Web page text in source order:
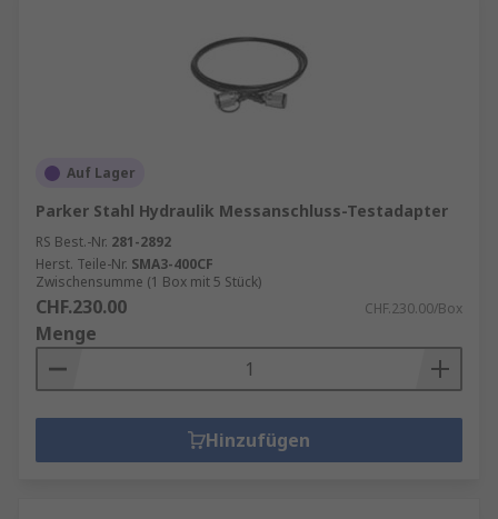
Auf Lager
Parker Stahl Hydraulik Messanschluss-Testadapter
RS Best.-Nr. 281-2892
Herst. Teile-Nr. SMA3-400CF
Zwischensumme (1 Box mit 5 Stück)
CHF.230.00 CHF.230.00/Box
Menge
Hinzufügen